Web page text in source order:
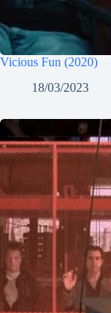
Vicious Fun (2020)
18/03/2023